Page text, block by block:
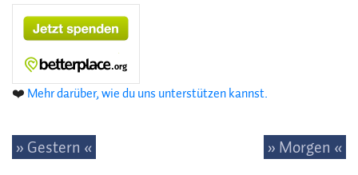
❤️ Mehr darüber, wie du uns unterstützen kannst.
» Gestern « » Morgen «